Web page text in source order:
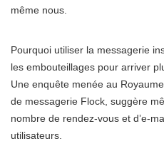
même nous.
Pourquoi utiliser la messagerie
les embouteillages pour arriver
Une enquête menée au
de messagerie Flock, suggère
nombre de rendez-vous et d’e-
utilisateurs.